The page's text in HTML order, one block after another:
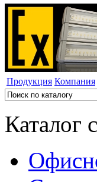
Продукция Компания
Каталог